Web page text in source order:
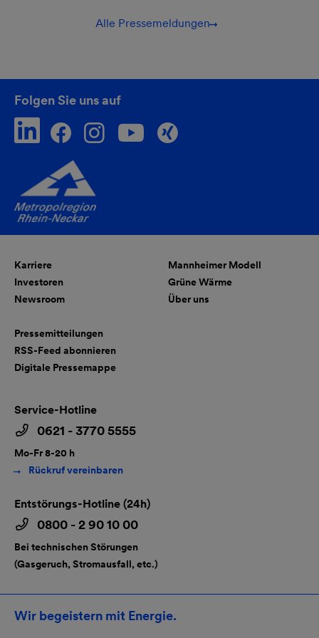
Alle Pressemeldungen
Folgen Sie uns auf
Karriere
Investoren
Newsroom
Mannheimer Modell
Grüne Wärme
Über uns
Pressemitteilungen
RSS-Feed abonnieren
Digitale Pressemappe
Service-Hotline
0621 - 3770 5555
Mo-Fr 8-20 h
Rückruf vereinbaren
Entstörungs-Hotline (24h)
0800 - 2 90 10 00
Bei technischen Störungen
(Gasgeruch, Stromausfall, etc.)
Wir begeistern mit Energie.